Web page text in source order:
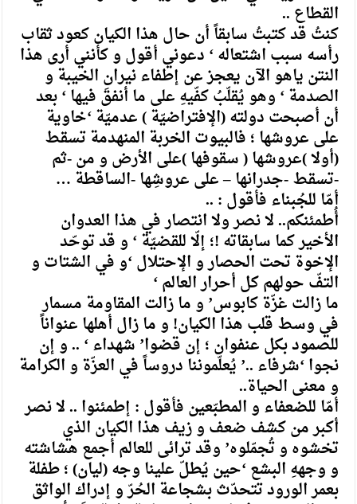
القطاع ..
كنتُ قد كتبتُ سابقاً أن حال هذا الكيان كعود ثقاب
رأسه سبب اشتعاله ‘ دعوني أقول و كأنني أرى هذا
النتن ياهو الآن يعجز عن إطفاء نيران الخيبة و
الصدمة ‘ وهو يُقلّبُ كفّيهِ على ما أنفقَ فيها ‘ بعد
أن أصبحت دولته (الإفتراضيّة ) عدميّة ‘خاوية
على عروشها ؛ فالبيوت الخربة المنهدمة تسقط
(أولا )عروشها ( سقوفها )على الأرض و من -ثم
-تسقط -جدرانها – على عروشِها -الساقطة …
أمّا للجُبناء فأقول : ..
أُطمئنكم.. لا نصر ولا انتصار في هذا العدوان
الأخير كما سابقاته !؛ إلّا للقضيّة ‘ و قد توحّد
الإخوة تحت الحصار و الإحتلال ‘و في الشتات و
التفّ حولهم كل أحرار العالم ‘
ما زالت غزّة كابوس’ و ما زالت المقاومة مسمار
في وسط قلب هذا الكيان! و ما زال أهلها عنواناً
للصمود بكل عنفوان ؛ إن قضوا’ شهداء ‘ .. و إن
نجوا ‘شرفاء ..’ يُعلّموننا دروساً في العزّة و الكرامة
و معنى الحياة..
أمّا للضعفاء و المطبّعين فأقول : إطمئنوا .. لا نصر
أكبر من كشف ضعف و زيف هذا الكيان الذي
تخشوه و تُجمّلوه’ وقد ترائى للعالم أجمع هشاشته
و وجههِ البشع ‘حين يُطلّ علينا وجه (ليان) ؛ طفلة
بعمر الورود تتحدّث بشجاعة الحُرّ و إدراك الواثق